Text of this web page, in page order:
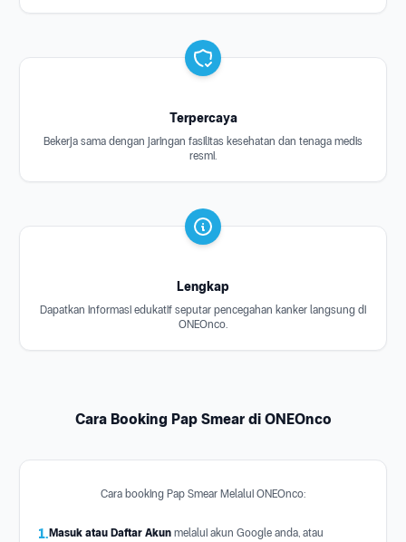
Terpercaya
Bekerja sama dengan jaringan fasilitas kesehatan dan tenaga medis
resmi.
Lengkap
Dapatkan informasi edukatif seputar pencegahan kanker langsung di
ONEOnco.
Cara Booking Pap Smear di ONEOnco
Cara booking Pap Smear Melalui ONEOnco:
1. Masuk atau Daftar Akun melalui akun Google anda, atau